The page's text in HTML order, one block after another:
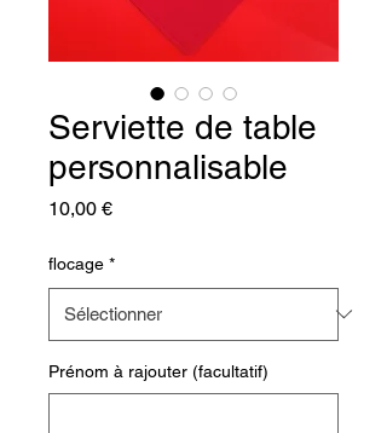
Serviette de table
personnalisable
10,00 €Prix
flocage *
Prénom à rajouter (facultatif)